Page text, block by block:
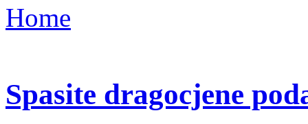
Home
Spasite dragocjene